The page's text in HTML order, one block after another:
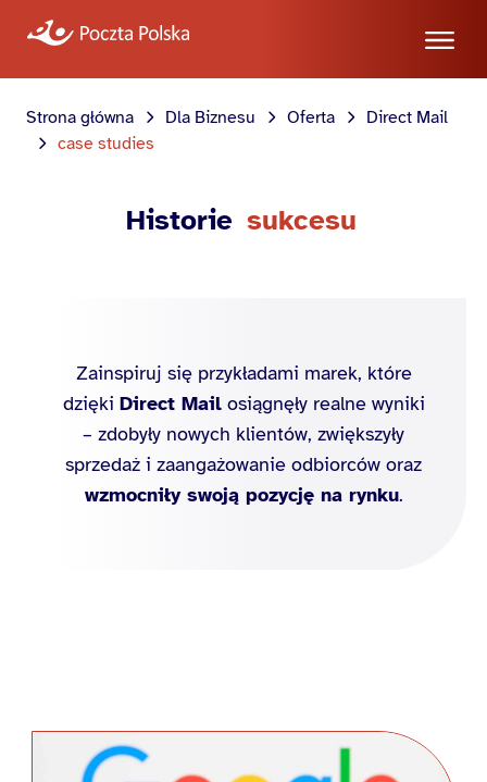
Strona główna Dla Biznesu Oferta
Direct Mail
case studies
Historie sukcesu
Zainspiruj się przykładami marek, które
dzięki Direct Mailosiągnęły realne wyniki
– zdobyły nowych klientów, zwiększyły
sprzedaż i zaangażowanie odbiorców oraz
wzmocniły swoją pozycję na rynku.